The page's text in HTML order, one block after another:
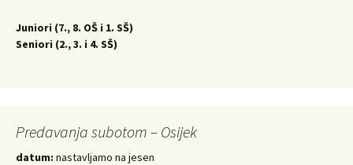
Juniori (7., 8. OŠ i 1. SŠ)
Seniori (2., 3. i 4. SŠ)
Predavanja subotom – Osijek
datum: nastavljamo na jesen